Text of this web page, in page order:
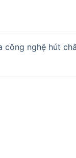
công nghệ hút